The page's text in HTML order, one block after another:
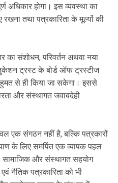
अधिकार होगा। इस व्यवस्था का
रखना तथा पत्रकारिता के मूल्यों की
का संशोधन, परिवर्तन अथवा नया
ट्रस्ट के बोर्ड ऑफ ट्रस्टीज
से ही किया जा सकेगा। इससे
और संस्थागत जवाबदेही
एक संगठन नहीं है, बल्कि पत्रकारों
के लिए समर्पित एक व्यापक पहल
सामाजिक और संस्थागत सहयोग
नैतिक पत्रकारिता को भी